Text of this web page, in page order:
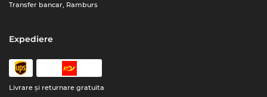
Transfer bancar, Ramburs
Expediere
Livrare şi returnare gratuita